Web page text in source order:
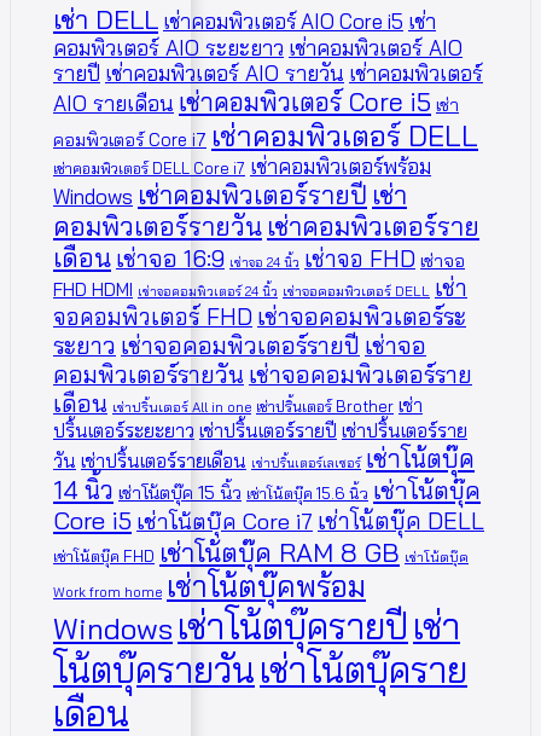
เช่า DELL เช่าคอมพิวเตอร์ AIO Core i5 เช่า
คอมพิวเตอร์ AIO ระยะยาว เช่าคอมพิวเตอร์ AIO
รายปี เช่าคอมพิวเตอร์ AIO รายวัน เช่าคอมพิวเตอร์
AIO รายเดือน เช่าคอมพิวเตอร์ Core i5 เช่า
คอมพิวเตอร์ Core i7 เช่าคอมพิวเตอร์ DELL
เช่าคอมพิวเตอร์ DELL Core i7 เช่าคอมพิวเตอร์พร้อม
Windows เช่าคอมพิวเตอร์รายปี เช่า
คอมพิวเตอร์รายวัน เช่าคอมพิวเตอร์ราย
เดือน เช่าจอ 16:9 เช่าจอ 24 นิ้ว เช่าจอ FHD เช่าจอ
FHD HDMI เช่าจอคอมพิวเตอร์ 24 นิ้ว เช่าจอคอมพิวเตอร์ DELL
เช่า
จอคอมพิวเตอร์ FHD เช่าจอคอมพิวเตอร์ระ
ระยาว เช่าจอคอมพิวเตอร์รายปี เช่าจอ
คอมพิวเตอร์รายวัน เช่าจอคอมพิวเตอร์ราย
เดือน เช่าปริ้นเตอร์ All in one เช่าปริ้นเตอร์ Brother เช่า
ปริ้นเตอร์ระยะยาว เช่าปริ้นเตอร์รายปี เช่าปริ้นเตอร์ราย
วัน เช่าปริ้นเตอร์รายเดือน เช่าปริ้นเตอร์เลเซอร์ เช่าโน้ตบุ๊ค
14 นิ้ว เช่าโน้ตบุ๊ค 15 นิ้ว เช่าโน้ตบุ๊ค 15.6 นิ้ว เช่าโน้ตบุ๊ค
Core i5 เช่าโน้ตบุ๊ค Core i7 เช่าโน้ตบุ๊ค DELL
เช่าโน้ตบุ๊ค FHD เช่าโน้ตบุ๊ค RAM 8 GB เช่าโน้ตบุ๊ค
Work from home เช่าโน้ตบุ๊คพร้อม
Windows เช่าโน้ตบุ๊ครายปี เช่า
โน้ตบุ๊ครายวันเช่าโน้ตบุ๊คราย
เดือน